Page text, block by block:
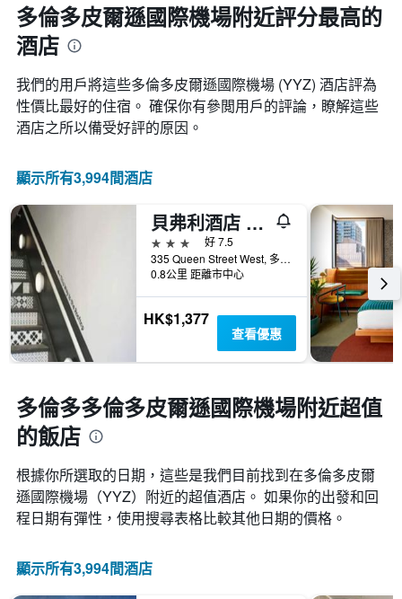
中
的
各
此
圖
表
具
1
條
Y
軸，
顯
示
房
間
的
平
均
價
近，
房
價
的
變
化
情
況。
表
1
個
X
軸，
顯
示
距
離
預
訂
期
的
天
數
此
圖
表
具
軸，
多倫多皮爾遜國際機場附近評分最高的
酒店
我們的用戶將這些多倫多皮爾遜國際機場 (YYZ) 酒店評為
性價比最好的住宿。 確保你有參閲用戶的評論，瞭解這些
酒店之所以備受好評的原因。
顯示所有3,994間酒店
貝弗利酒店 - 多倫多
3星級
好 7.5
335 Queen Street West, 多倫多, ON, 加拿大
0.8公里 距離市中心
HK$1,377
查看優惠
多倫多多倫多皮爾遜國際機場附近超值
的飯店
根據你所選取的日期，這些是我們目前找到在多倫多皮爾
遜國際機場​（YYZ​）附近的超值酒店。 如果你的出發和回
程日期有彈性，使用搜尋表格比較其他日期的價格。
顯示所有3,994間酒店